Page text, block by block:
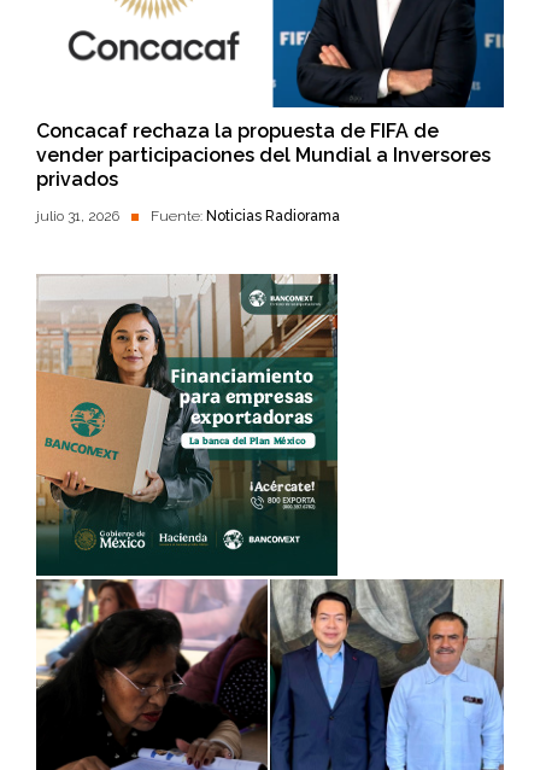
Concacaf rechaza la propuesta de FIFA de
vender participaciones del Mundial a Inversores
privados
julio 31, 2026 Fuente: Noticias Radiorama